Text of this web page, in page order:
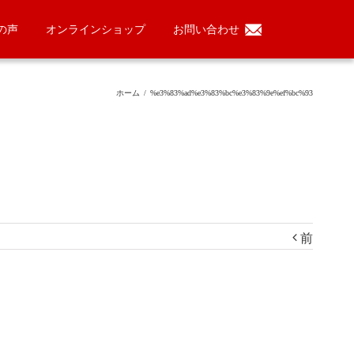
声 オンラインショップ お問い合わせ
ホーム / %e3%83%ad%e3%83%bc%e3%83%9e%ef%bc%93
前